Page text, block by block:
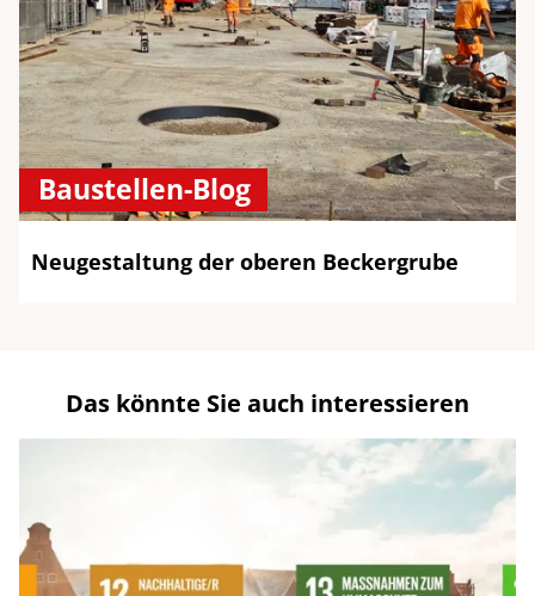
Baustellen-Blog
Neugestaltung der oberen Beckergrube
Das könnte Sie auch interessieren